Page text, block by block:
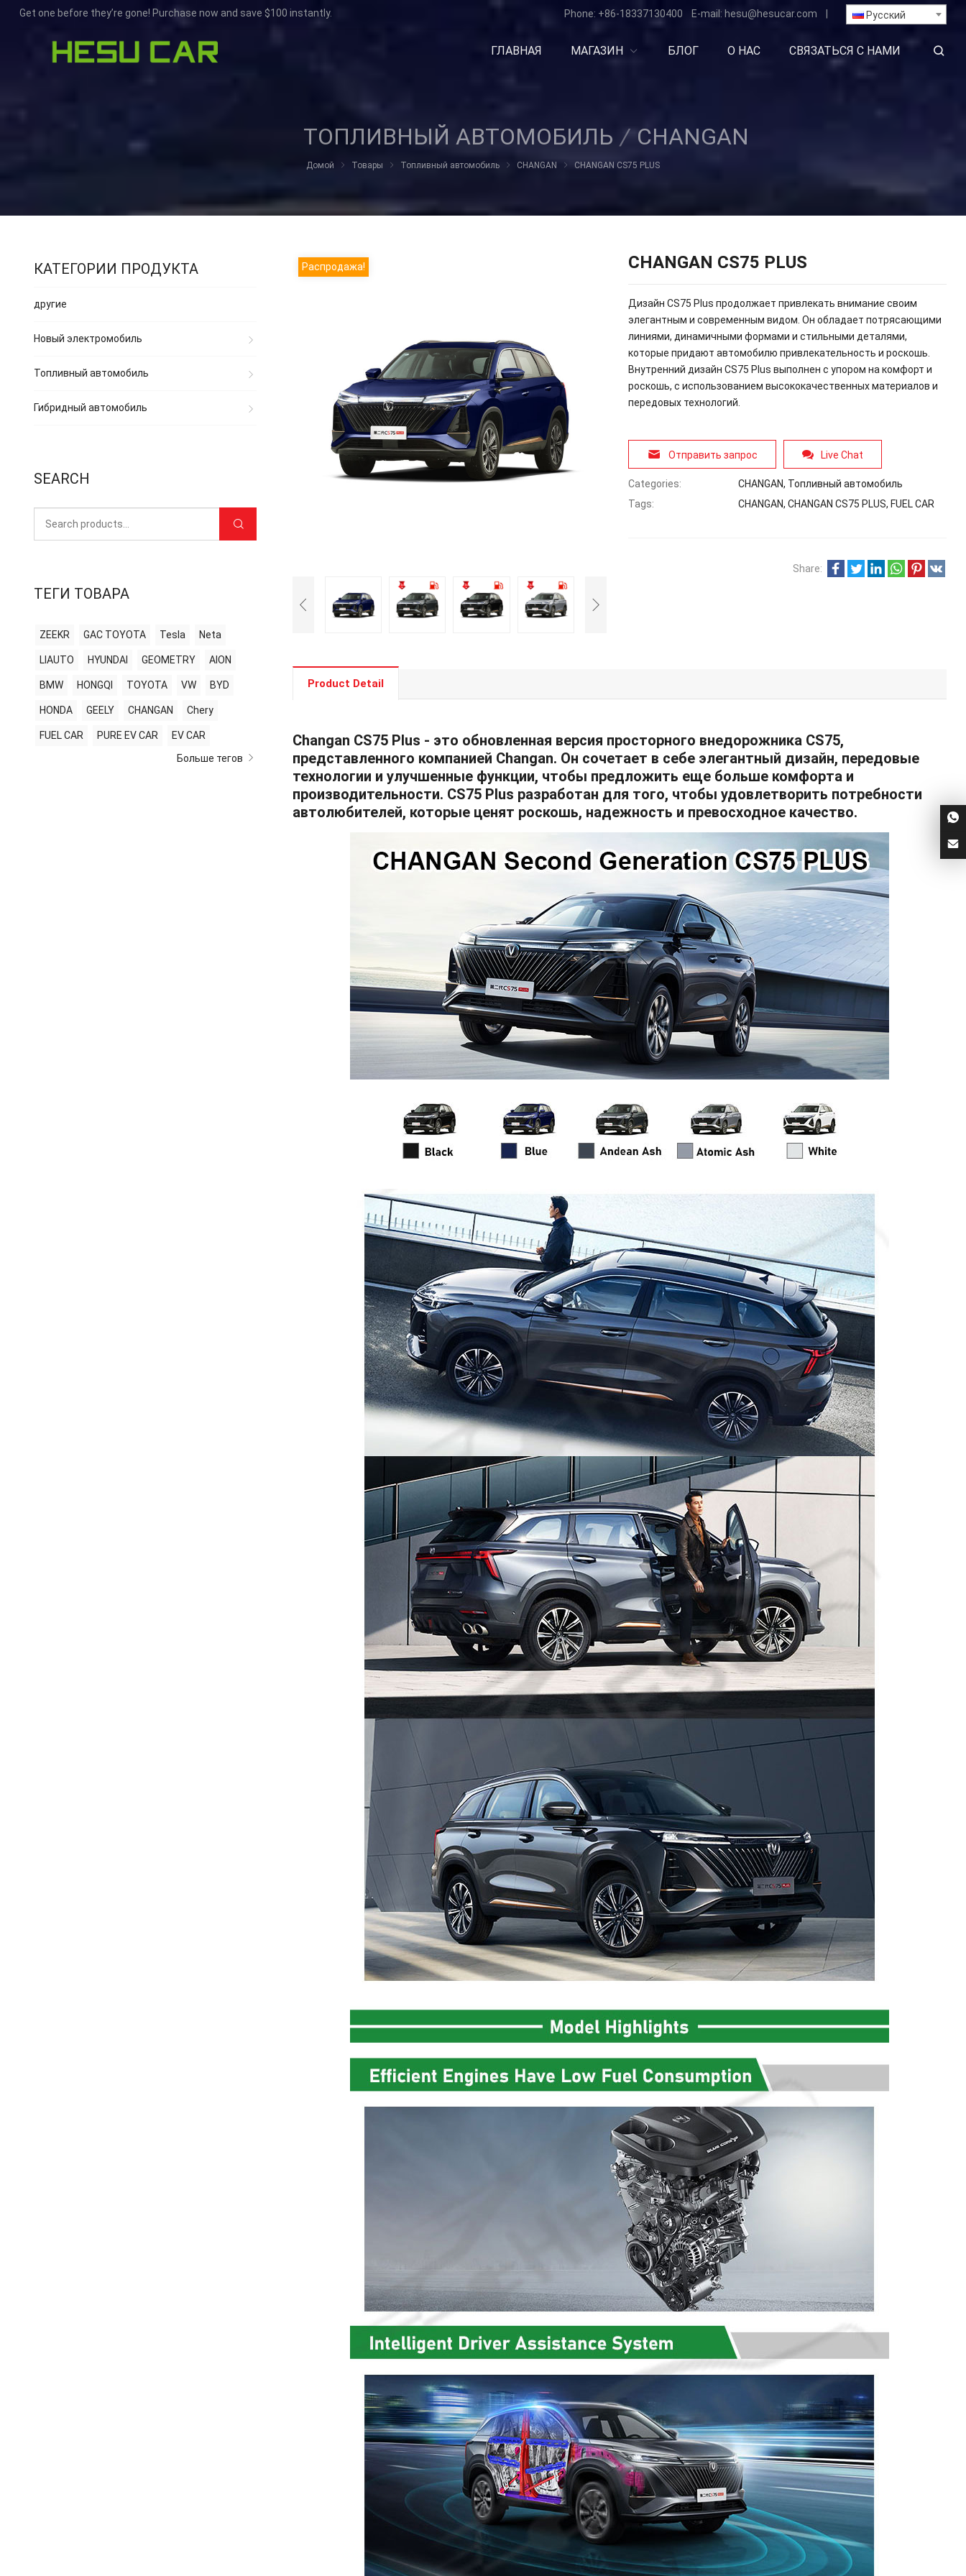
Get one before they’re gone! Purchase now and save $100 instantly. Phone: +86-18337130400 E-mail: hesu@hesucar.com Русский
ГЛАВНАЯ МАГАЗИН БЛОГ О НАС СВЯЗАТЬСЯ С НАМИ
ТОПЛИВНЫЙ АВТОМОБИЛЬ / CHANGAN
Домой Товары Топливный автомобиль CHANGAN CHANGAN CS75 PLUS
Распродажа! CHANGAN CS75 PLUS
Дизайн CS75 Plus продолжает привлекать внимание своим
элегантным и современным видом. Он обладает потрясающими
линиями, динамичными формами и стильными деталями,
которые придают автомобилю привлекательность и роскошь.
Внутренний дизайн CS75 Plus выполнен с упором на комфорт и
роскошь, с использованием высококачественных материалов и
передовых технологий.
Отправить запрос Live Chat
Categories: CHANGAN, Топливный автомобиль
Tags:
CHANGAN, CHANGAN CS75 PLUS, FUEL CAR
Share:
Product Detail
Changan CS75 Plus - это обновленная версия просторного внедорожника CS75,
представленного компанией Changan. Он сочетает в себе элегантный дизайн, передовые
технологии и улучшенные функции, чтобы предложить еще больше комфорта и
производительности. CS75 Plus разработан для того, чтобы удовлетворить потребности
автолюбителей, которые ценят роскошь, надежность и превосходное качество.
КАТЕГОРИИ ПРОДУКТА
другие
Новый электромобиль
Топливный автомобиль
Гибридный автомобиль
SEARCH
ТЕГИ ТОВАРА
ZEEKR GAC TOYOTA Tesla Neta
LIAUTO HYUNDAI GEOMETRY AION
BMW HONGQI TOYOTA VW BYD
HONDA GEELY CHANGAN Chery
FUEL CAR PURE EV CAR
EV CAR
Больше тегов